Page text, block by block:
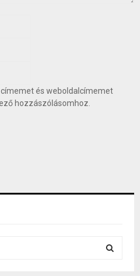
és weboldalcímemet
hozzászólásomhoz.